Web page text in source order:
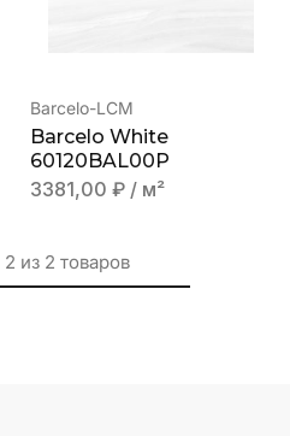
Barcelo-LCM
Barcelo White
60120BAL00P
3381,00 ₽ / м²
2 из 2 товаров